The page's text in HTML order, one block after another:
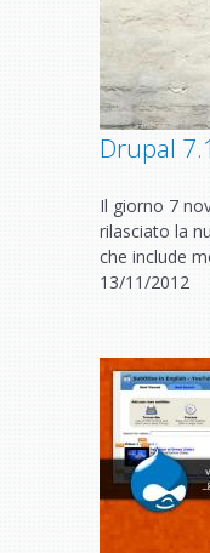
Drupal
Il giorno 7
rilasciato la
che include
13/11/2012